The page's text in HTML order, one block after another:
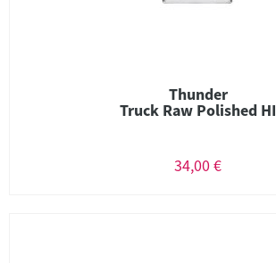
Thunder
Truck Raw Polished HI
34,00 €